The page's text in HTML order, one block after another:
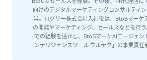
向けのデジタルマーケティングコンサルティ
当。ログリー株式会社入社後は、BtoBマーケ
の開発やマーケティング、セールスなどを行
での経験を活かし、BtoBマーケAIエージェン
ンテリジェンスツール ウルテク」の事業責任